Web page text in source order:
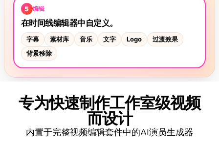
专为快速制作工作室级视频
而设计
内置于完整视频编辑套件中的AI演员生成器